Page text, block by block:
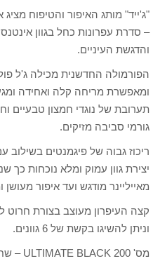
– סדרת עפרונות כחל בגוון
והדגשת העיניים.
הפורמולה החדשנית מכילה ג'ל
ומאפשרת מריחה קלה ואחידה ומגע
תערובת של נוגדי חמצון טבעיים
גורמי סביבה מזיקים.
ריכוז גבוה של פיגמנטים בשילוב
יצירת גוון עמוק ומלא נוכחות כך
מאייליינר מודגש ועד איפור
קצה העיפרון מעוצב בצורת
וניתן להשיגו בקשת של 6 גוונים.
מס' 200 ULTIMATE BLACK – שחור עז